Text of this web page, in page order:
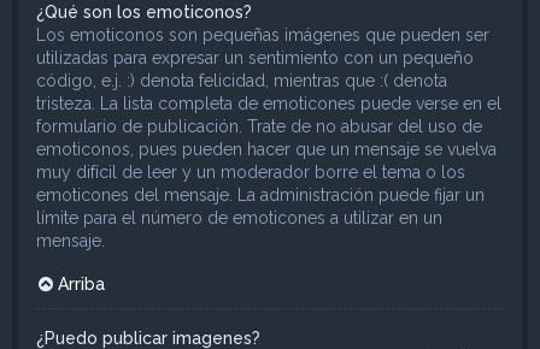
¿Qué son los emoticonos?
Los emoticonos son pequeñas imágenes que pueden ser
utilizadas para expresar un sentimiento con un pequeño
código, e.j. :) denota felicidad, mientras que :( denota
tristeza. La lista completa de emoticones puede verse en el
formulario de publicación. Trate de no abusar del uso de
emoticonos, pues pueden hacer que un mensaje se vuelva
muy difícil de leer y un moderador borre el tema o los
emoticones del mensaje. La administración puede fijar un
límite para el número de emoticones a utilizar en un
mensaje.
Arriba
¿Puedo publicar imagenes?